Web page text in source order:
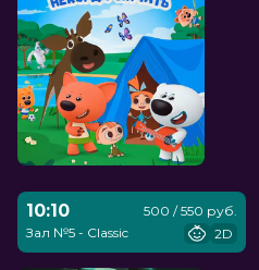
10:10
Зал №5 - Classic
500 / 550 руб.
2D